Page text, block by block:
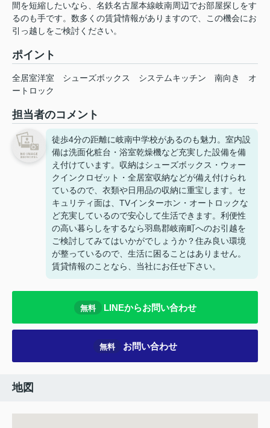
間を短縮したいなら、名鉄名古屋本線岐南周辺でお部屋探しをす
るのも手です。数多くの賃貸情報がありますので、この機会にお
引っ越しをご検討ください。
ポイント
全居室洋室 シューズボックス システムキッチン 南向き
オ
ートロック
担当者のコメント
徒歩4分の距離に岐南中学校があるのも魅力。室内設
備は洗面化粧台・浴室乾燥機など充実した設備を備
え付けています。収納はシューズボックス・ウォー
クインクロゼット・全居室収納などが備え付けられ
ているので、衣類や日用品の収納に重宝します。セ
キュリティ面は、TVインターホン・オートロックな
ど充実しているので安心して生活できます。利便性
の高い暮らしをするなら羽島郡岐南町へのお引越を
ご検討してみてはいかがでしょうか？住み良い環境
が整っているので、生活に困ることはありません。
賃貸情報のことなら、当社にお任せ下さい。
無料 LINEからお問い合わせ
無料 お問い合わせ
地図